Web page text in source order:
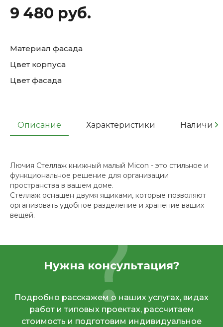
9 480 руб.
Материал фасада
Цвет корпуса
Цвет фасада
Описание Характеристики Наличие
Лючия Стеллаж книжный малый Micon - это стильное и
функциональное решение для организации
пространства в вашем доме.
Стеллаж оснащен двумя ящиками, которые позволяют
организовать удобное разделение и хранение ваших
вещей.
Нужна консультация?
Подробно расскажем о наших услугах, видах
работ и типовых проектах, рассчитаем
стоимость и подготовим индивидуальное